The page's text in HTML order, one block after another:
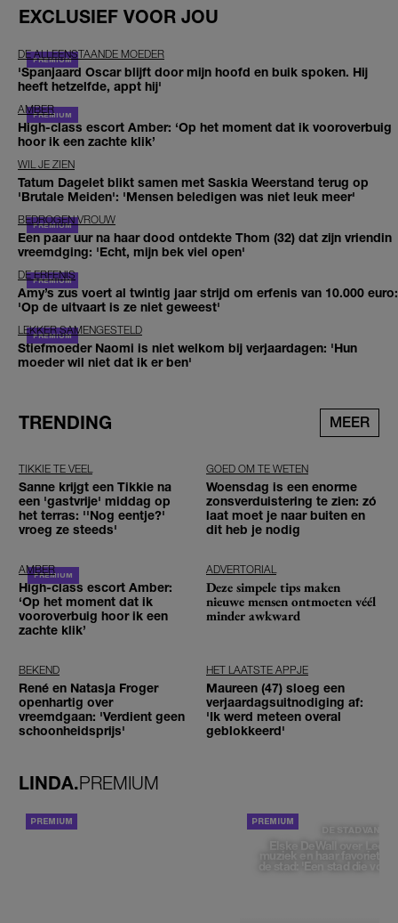
EXCLUSIEF VOOR JOU
DE ALLEENSTAANDE MOEDER
'Spanjaard Oscar blijft door mijn hoofd en buik spoken. Hij
heeft hetzelfde, appt hij'
AMBER
High-class escort Amber: ‘Op het moment dat ik vooroverbuig
hoor ik een zachte klik’
WIL JE ZIEN
Tatum Dagelet blikt samen met Saskia Weerstand terug op
'Brutale Meiden': 'Mensen beledigen was niet leuk meer'
BEDROGEN VROUW
Een paar uur na haar dood ontdekte Thom (32) dat zijn vriendin
vreemdging: 'Echt, mijn bek viel open'
DE ERFENIS
Amy’s zus voert al twintig jaar strijd om erfenis van 10.000 euro:
'Op de uitvaart is ze niet geweest'
LEKKER SAMENGESTELD
Stiefmoeder Naomi is niet welkom bij verjaardagen: 'Hun
moeder wil niet dat ik er ben'
TRENDING MEER
TIKKIE TE VEEL
Sanne krijgt een Tikkie na
een 'gastvrije' middag op
het terras: ''Nog eentje?'
vroeg ze steeds'
GOED OM TE WETEN
Woensdag is een enorme
zonsverduistering te zien: zó
laat moet je naar buiten en
dit heb je nodig
AMBER
High-class escort Amber:
‘Op het moment dat ik
vooroverbuig hoor ik een
zachte klik’
ADVERTORIAL
Deze simpele tips maken
nieuwe mensen ontmoeten véél
minder awkward
BEKEND
René en Natasja Froger
openhartig over
vreemdgaan: 'Verdient geen
schoonheidsprijs'
HET LAATSTE APPJE
Maureen (47) sloeg een
verjaardagsuitnodiging af:
'Ik werd meteen overal
geblokkeerd'
LINDA.PREMIUM
DE STAD VAN
Elske DeWall over
muziek en haar favoriete
de stad: 'Een stad die